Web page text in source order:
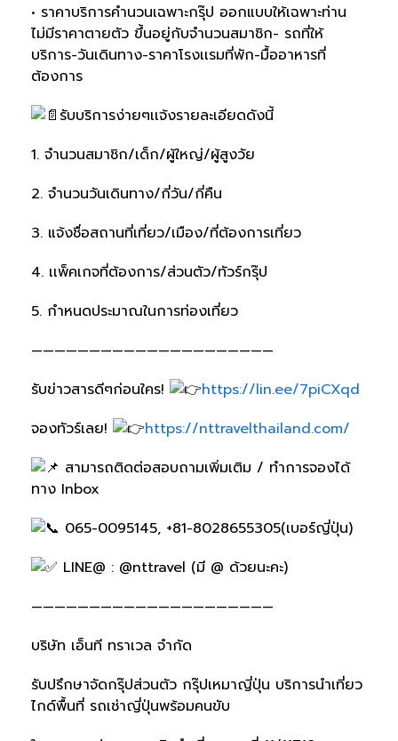
• ราคาบริการคำนวนเฉพาะกรุ๊ป ออกแบบให้เฉพาะท่าน
ไม่มีราคาตายตัว ขึ้นอยู่กับจำนวนสมาชิก- รถที่ให้
บริการ-วันเดินทาง-ราคาโรงเเรมที่พัก-มื้ออาหารที่
ต้องการ
รับบริการง่ายๆเเจ้งรายละเอียดดังนี้
1. จำนวนสมาชิก/เด็ก/ผู้ใหญ่/ผู้สูงวัย
2. จำนวนวันเดินทาง/กี่วัน/กี่คืน
3. แจ้งชื่อสถานที่เที่ยว/เมือง/ที่ต้องการเที่ยว
4. เเพ็คเกจที่ต้องการ/ส่วนตัว/ทัวร์กรุ๊ป
5. กำหนดประมาณในการท่องเที่ยว
—————————————————————
รับข่าวสารดีๆก่อนใคร!
https://lin.ee/7piCXqd
จองทัวร์เลย!
https://nttravelthailand.com/
สามารถติดต่อสอบถามเพิ่มเติม / ทำการจองได้
ทาง Inbox
065-0095145, +81-8028655305(เบอร์ญี่ปุ่น)
LINE@ : @nttravel (มี @ ด้วยนะคะ)
—————————————————————
บริษัท เอ็นที ทราเวล จำกัด
รับปรึกษาจัดกรุ๊ปส่วนตัว กรุ๊ปเหมาญี่ปุ่น บริการนำเที่ยว
ไกด์พื้นที่ รถเช่าญี่ปุ่นพร้อมคนขับ